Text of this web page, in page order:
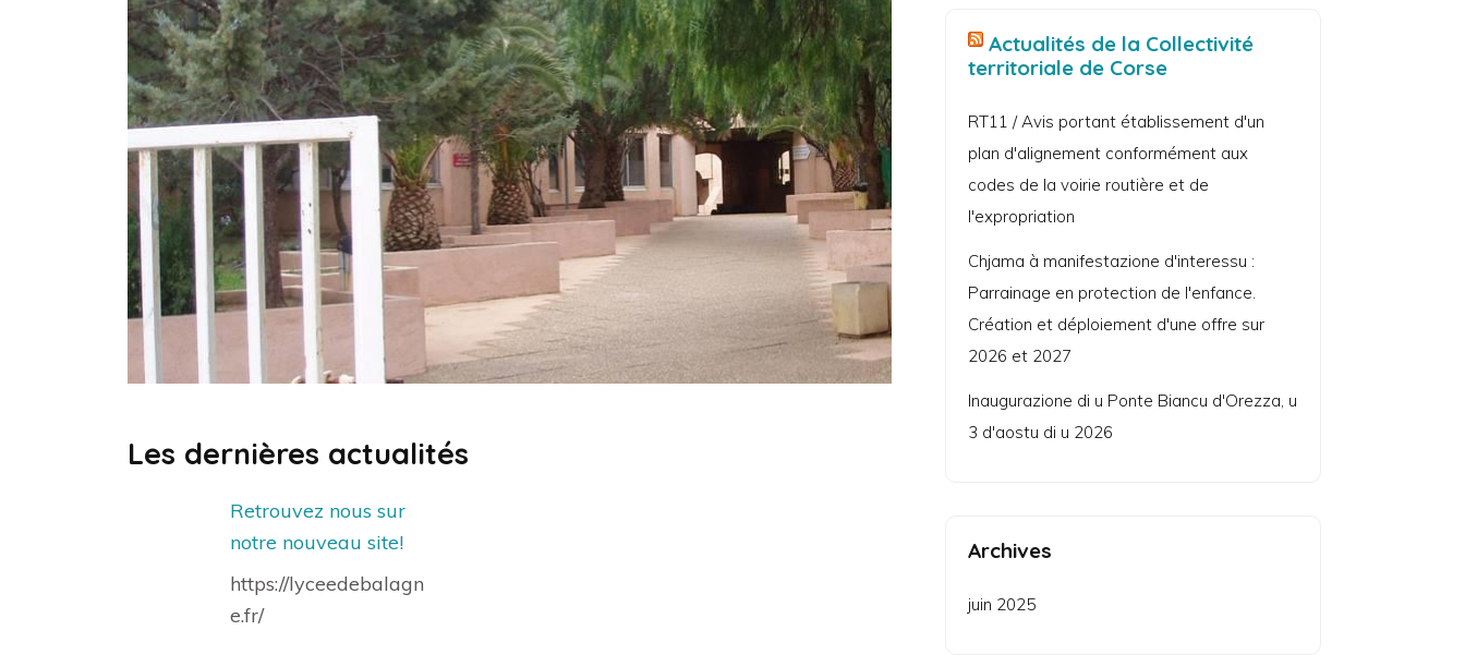
Les dernières actualités
Retrouvez nous sur
notre nouveau site!
https://lyceedebalagn
e.fr/
Actualités de la Collectivité
territoriale de Corse
RT11 / Avis portant établissement d'un
plan d'alignement conformément aux
codes de la voirie routière et de
l'expropriation
Chjama à manifestazione d'interessu :
Parrainage en protection de l'enfance.
Création et déploiement d'une offre sur
2026 et 2027
Inaugurazione di u Ponte Biancu d'Orezza, u
3 d'aostu di u 2026
Archives
juin 2025